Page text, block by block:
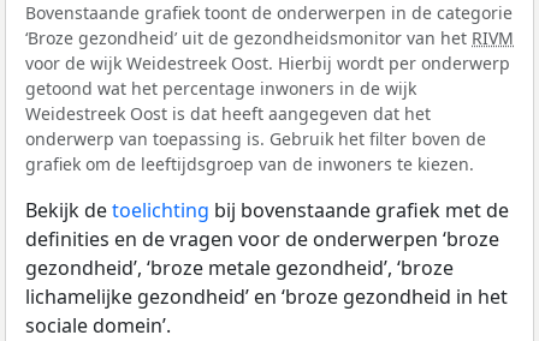
Bovenstaande grafiek toont de onderwerpen in de categorie
‘Broze gezondheid’ uit de gezondheidsmonitor van het RIVM
voor de wijk Weidestreek Oost. Hierbij wordt per onderwerp
getoond wat het percentage inwoners in de wijk
Weidestreek Oost is dat heeft aangegeven dat het
onderwerp van toepassing is. Gebruik het filter boven de
grafiek om de leeftijdsgroep van de inwoners te kiezen.
Bekijk detoelichting bij bovenstaande grafiek met de
definities en de vragen voor de onderwerpen ‘broze
gezondheid’, ‘broze metale gezondheid’, ‘broze
lichamelijke gezondheid’ en ‘broze gezondheid in het
sociale domein’.